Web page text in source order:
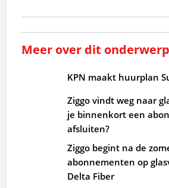
Meer over dit onderwerp
KPN maakt huurplan
Ziggo vindt weg naar
je binnenkort een
afsluiten?
Ziggo begint na de
abonnementen op
Delta Fiber